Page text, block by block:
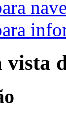
vista